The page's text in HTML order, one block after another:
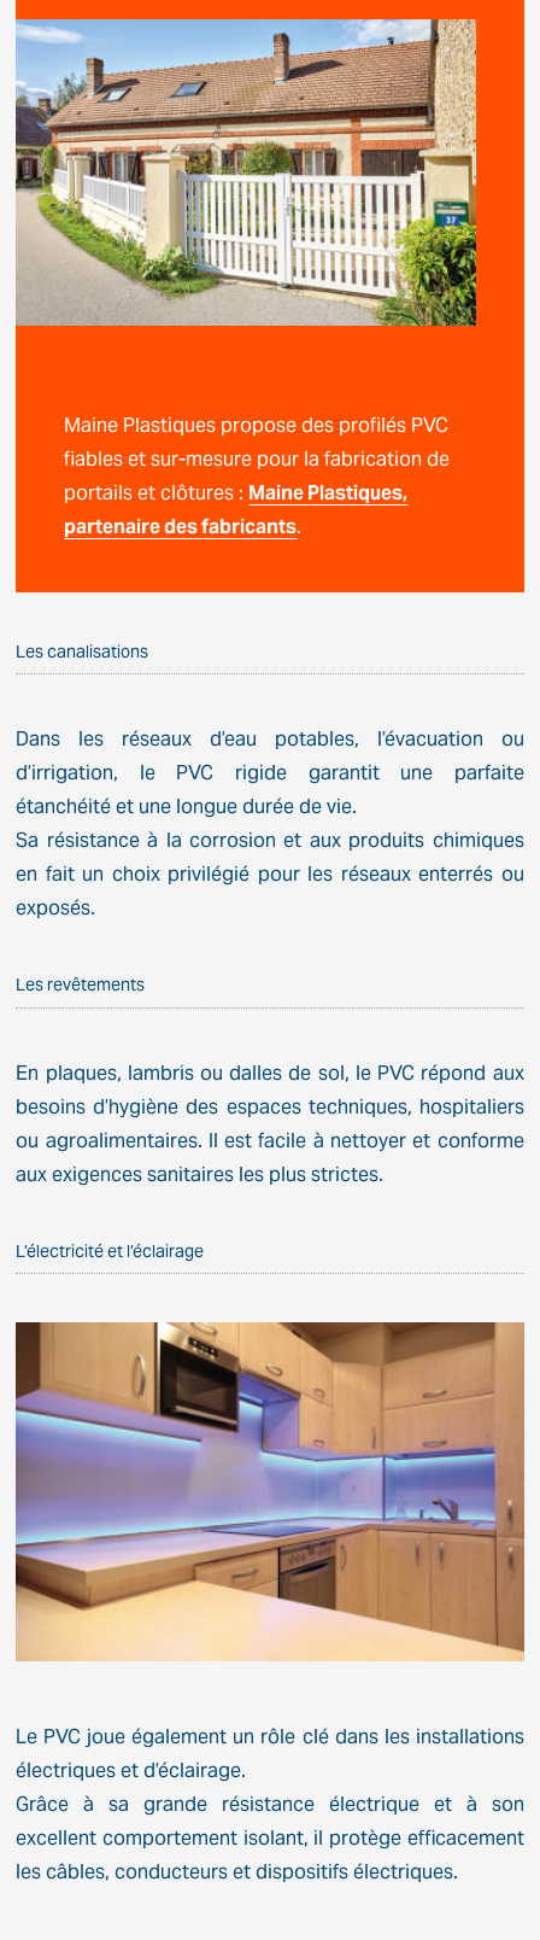
Maine Plastiques propose des profilés PVC
fiables et sur-mesure pour la fabrication de
portails et clôtures : Maine Plastiques,
partenaire des fabricants.
Les canalisations
Dans les réseaux d’eau potables, l’évacuation ou
d’irrigation, le PVC rigide garantit une parfaite
étanchéité et une longue durée de vie.
Sa résistance à la corrosion et aux produits chimiques
en fait un choix privilégié pour les réseaux enterrés ou
exposés.
Les revêtements
En plaques, lambris ou dalles de sol, le PVC répond aux
besoins d’hygiène des espaces techniques, hospitaliers
ou agroalimentaires. Il est facile à nettoyer et conforme
aux exigences sanitaires les plus strictes.
L’électricité et l’éclairage
Le PVC joue également un rôle clé dans les installations
électriques et d’éclairage.
Grâce à sa grande résistance électrique et à son
excellent comportement isolant, il protège efficacement
les câbles, conducteurs et dispositifs électriques.